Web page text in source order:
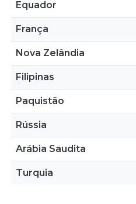
Equador
França
Nova Zelândia
Filipinas
Paquistão
Rússia
Arábia Saudita
Turquia